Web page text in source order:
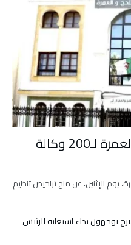
منح تراخيص تنظيم نشاط العمرة لـ200 وكالة
يوم الإثنين، عن منح تراخيص تنظيم
يوجهون نداء استغاثة للرئيس